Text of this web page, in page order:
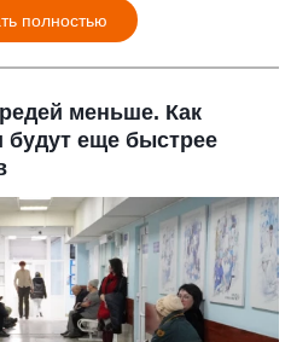
полностью
меньше. Как
будут еще быстрее